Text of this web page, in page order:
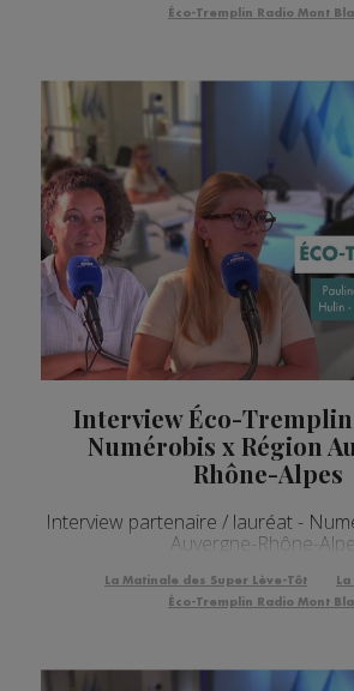
Éco-Tremplin Radio Mont
Interview Éco-Tremplin
Numérobis x Région
Rhône-Alpes
Interview partenaire / lauréat -
Auvergne-Rhône-
La Matinale des Super Lève-Tôt
Éco-Tremplin Radio Mont